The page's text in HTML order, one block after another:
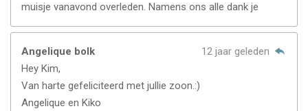
muisje vanavond overleden. Namens ons alle dank je
Angelique bolk
12 jaar geleden
Hey Kim,
Van harte gefeliciteerd met jullie zoon.:)
Angelique en Kiko